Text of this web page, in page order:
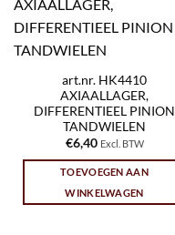
art.nr. HK4410
AXIAALLAGER,
DIFFERENTIEEL PINION
TANDWIELEN
€6,40 Excl. BTW
TOEVOEGEN AAN
WINKELWAGEN